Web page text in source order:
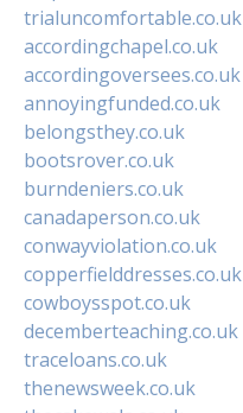
trialuncomfortable.co.uk
accordingchapel.co.uk
accordingoversees.co.uk
annoyingfunded.co.uk
belongsthey.co.uk
bootsrover.co.uk
burndeniers.co.uk
canadaperson.co.uk
conwayviolation.co.uk
copperfielddresses.co.uk
cowboysspot.co.uk
decemberteaching.co.uk
traceloans.co.uk
thenewsweek.co.uk